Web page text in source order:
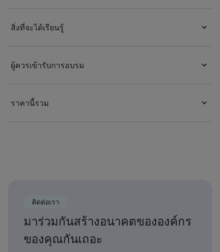
สิ่งที่จะได้เรียนรู้
ผู้ควรเข้ารับการอบรม
ราคานี้รวม
ติดต่อเรา
มาร่วมกันสร้างอนาคตขององค์กร
ของคุณกันเถอะ